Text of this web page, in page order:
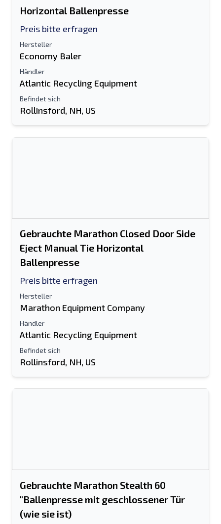
Horizontal Ballenpresse
Preis bitte erfragen
Hersteller
Economy Baler
Händler
Atlantic Recycling Equipment
Befindet sich
Rollinsford, NH, US
Gebrauchte Marathon Closed Door Side
Eject Manual Tie Horizontal
Ballenpresse
Preis bitte erfragen
Hersteller
Marathon Equipment Company
Händler
Atlantic Recycling Equipment
Befindet sich
Rollinsford, NH, US
Gebrauchte Marathon Stealth 60
"Ballenpresse mit geschlossener Tür
(wie sie ist)